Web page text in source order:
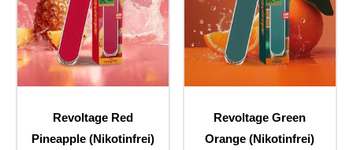
Revoltage Red
Pineapple (Nikotinfrei)
Revoltage Green
Orange (Nikotinfrei)